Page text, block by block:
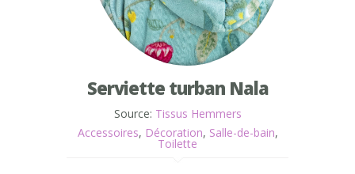
Serviette turban Nala
Source: Tissus Hemmers
Accessoires, Décoration, Salle-de-bain,
Toilette